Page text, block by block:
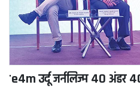
'e4m उर्दू जर्नलिज्म 40 अंडर